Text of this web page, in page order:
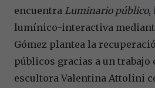
encuentra Luminario público,
lumínico-interactiva
Gómez plantea la
públicos gracias a un
escultora Valentina Attolini